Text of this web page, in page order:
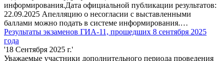
информирования.Дата официальной публикации результатов:
22.09.2025 Апелляцию о несогласии с выставленными
баллами можно подать в системе информирования.…
Результаты экзаменов ГИА-11, прошедших 8 сентября 2025
года
'18 Сентября 2025 г.'
Уважаемые участники дополнительного периода проведения